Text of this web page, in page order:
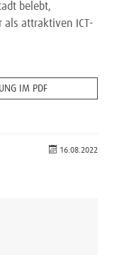
belebt,
als attraktiven ICT-
IM PDF
16.08.2022